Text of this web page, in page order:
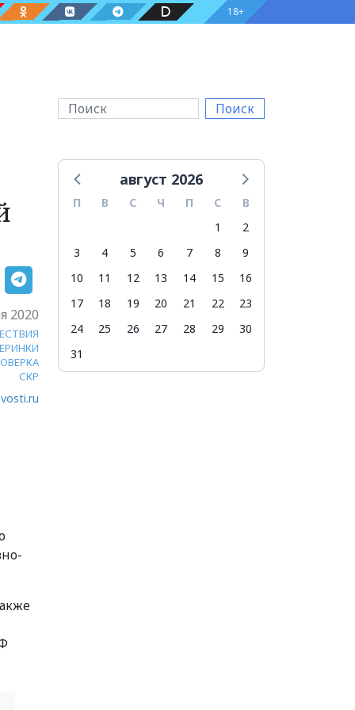
18+
Поиск
2020
СКР
август 2026
П В С Ч П С
В
1
2
3
4 5 6 7 8
9
10
11 12 13 14 15
16
17
18 19 20 21 22
23
24
25 26 27 28 29
30
31